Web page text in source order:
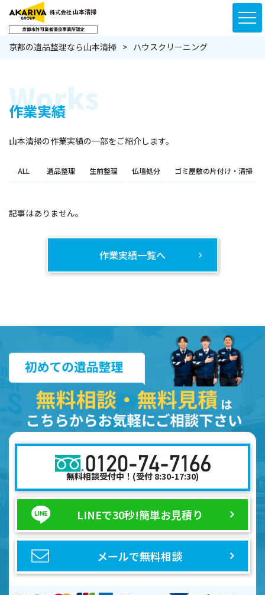
京都の遺品整理なら山本清掃 ハウスクリーニング
Works
作業実績
山本清掃の作業実績の一部をご紹介します。
ALL 遺品整理 生前整理 仏壇処分 ゴミ屋敷の片付け・清掃
記事はありません。
作業実績一覧へ
無料相談受付中！(受付 8:30-17:30)
LINEで30秒!簡単お見積り
メールで無料相談